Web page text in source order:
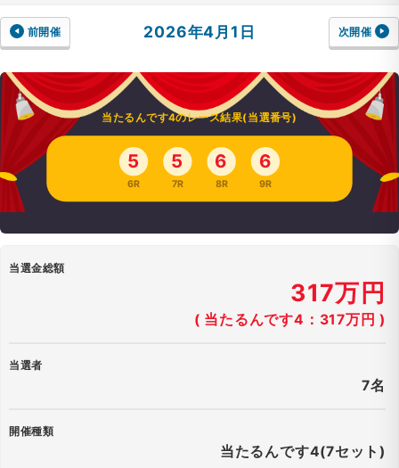
前開催 2026年4月1日 次開催
当たるんです4のレース結果(当選番号)
5
6R
5
7R
6
8R
6
9R
当選金総額
317万円
( 当たるんです4：317万円 )
当選者
7名
開催種類
当たるんです4(7セット)